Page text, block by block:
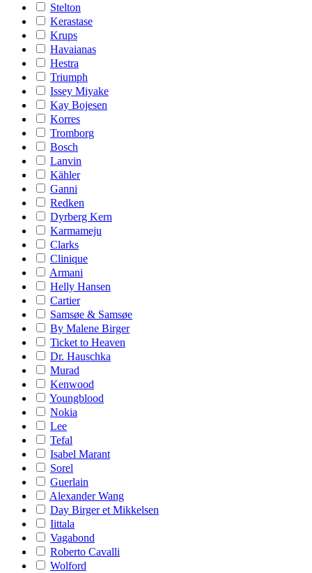
Stelton
Kerastase
Krups
Havaianas
Hestra
Triumph
Issey Miyake
Kay Bojesen
Korres
Tromborg
Bosch
Lanvin
Kähler
Ganni
Redken
Dyrberg Kern
Karmameju
Clarks
Clinique
Armani
Helly Hansen
Cartier
Samsøe & Samsøe
By Malene Birger
Ticket to Heaven
Dr. Hauschka
Murad
Kenwood
Youngblood
Nokia
Lee
Tefal
Isabel Marant
Sorel
Guerlain
Alexander Wang
Day Birger et Mikkelsen
Iittala
Vagabond
Roberto Cavalli
Wolford